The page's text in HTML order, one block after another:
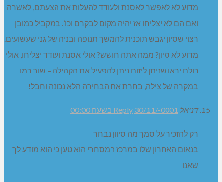
מדוע לא לאפשר לאסנת ולעודד להעלות את הצעתם, לאשרה
ואם הם לא יצליחו אז יהיה מקום לבקרם וכו’. במקביל כמובן
רצוי שסיון יגבש תוכנית להמשך תנופה ובניה של גני שעשועים.
מדוע לא סיון? ממה אתה חושש? אולי אסנת ועודד יצליחו, אולי
כולם יראו שניתן ליזום ניתן להפעיל את הקהילה – שוב כמו
במקרה של צילה, בחרת את הבחירה הלא נכונה וחבל!
דניאל Reply 30/11/-0001 בשעה 00:00
רק להזכיר על סמך מה סיוון נבחר
בנאום האחרון שלו במרכז המסחרי הוא טען כי הוא מודע לך
שאנו